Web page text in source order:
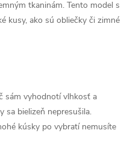
tkaninám. Tento model s
kusy, ako sú obliečky či zimné
sám vyhodnotí vlhkosť a
sa bielizeň nepresušila.
kúsky po vybratí nemusíte